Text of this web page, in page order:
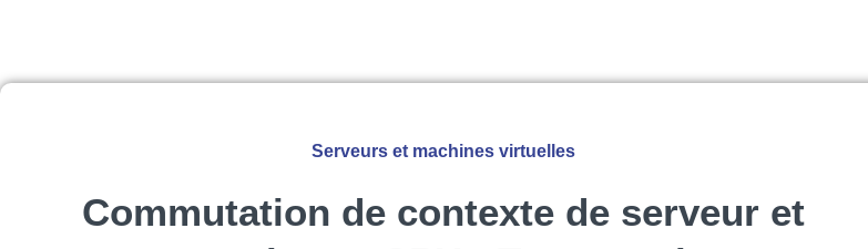
Serveurs et machines virtuelles
Commutation de contexte de serveur et